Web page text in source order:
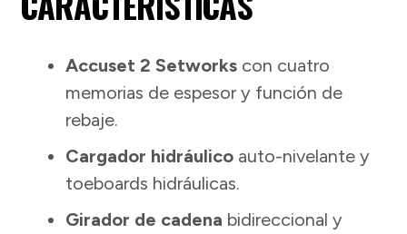
Accuset 2 Setworks con cuatro
memorias de espesor y función de
rebaje.
Cargador hidráulico auto-nivelante y
toeboards hidráulicas.
Girador de cadena bidireccional y